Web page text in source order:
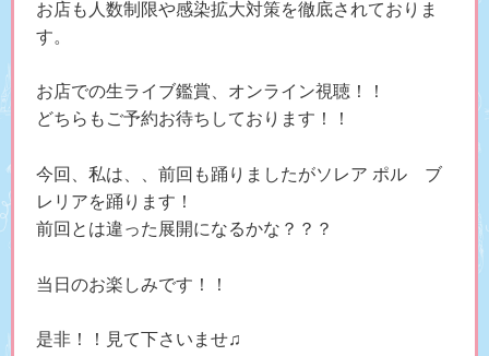
お店も人数制限や感染拡大対策を徹底されておりま
す。
お店での生ライブ鑑賞、オンライン視聴！！
どちらもご予約お待ちしております！！
今回、私は、、前回も踊りましたがソレア ポル ブ
レリアを踊ります！
前回とは違った展開になるかな？？？
当日のお楽しみです！！
是非！！見て下さいませ♫